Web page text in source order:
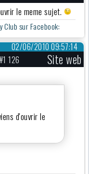
le meme sujet.
sur Facebook:
02/06/2010 09:57:14
126 Site web
d'ouvrir le